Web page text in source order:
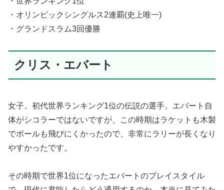
・オリンピックシングルス2連覇(史上唯一)
・グランドスラム3回優勝
クリス・エバート
女子、初代世界ランキング1位の伝説の選手。エバート自
体がシコラーではないですが、この時期はラケットも木製
でボールも飛びにくかったので、非常にラリーが長くなり
やすかったです。
その時期で世界1位になったエバートのプレイスタイル